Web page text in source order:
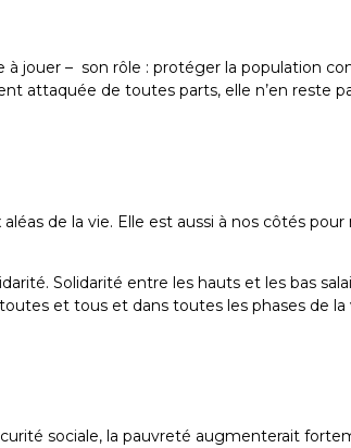
jouer – son rôle : protéger la population
attaquée de toutes parts, elle n’en reste
de la vie. Elle est aussi à nos côtés
Solidarité entre les hauts et les bas
et tous et dans toutes les phases de
sociale, la pauvreté augmenterait